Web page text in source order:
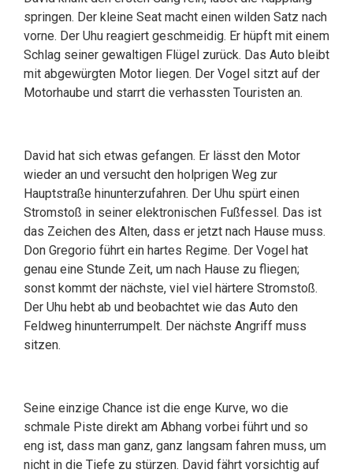
springen. Der kleine Seat macht einen wilden Satz nach
vorne. Der Uhu reagiert geschmeidig. Er hüpft mit einem
Schlag seiner gewaltigen Flügel zurück. Das Auto bleibt
mit abgewürgten Motor liegen. Der Vogel sitzt auf der
Motorhaube und starrt die verhassten Touristen an.
David hat sich etwas gefangen. Er lässt den Motor
wieder an und versucht den holprigen Weg zur
Hauptstraße hinunterzufahren. Der Uhu spürt einen
Stromstoß in seiner elektronischen Fußfessel. Das ist
das Zeichen des Alten, dass er jetzt nach Hause muss.
Don Gregorio führt ein hartes Regime. Der Vogel hat
genau eine Stunde Zeit, um nach Hause zu fliegen;
sonst kommt der nächste, viel viel härtere Stromstoß.
Der Uhu hebt ab und beobachtet wie das Auto den
Feldweg hinunterrumpelt. Der nächste Angriff muss
sitzen.
Seine einzige Chance ist die enge Kurve, wo die
schmale Piste direkt am Abhang vorbei führt und so
eng ist, dass man ganz, ganz langsam fahren muss, um
nicht in die Tiefe zu stürzen. David fährt vorsichtig auf